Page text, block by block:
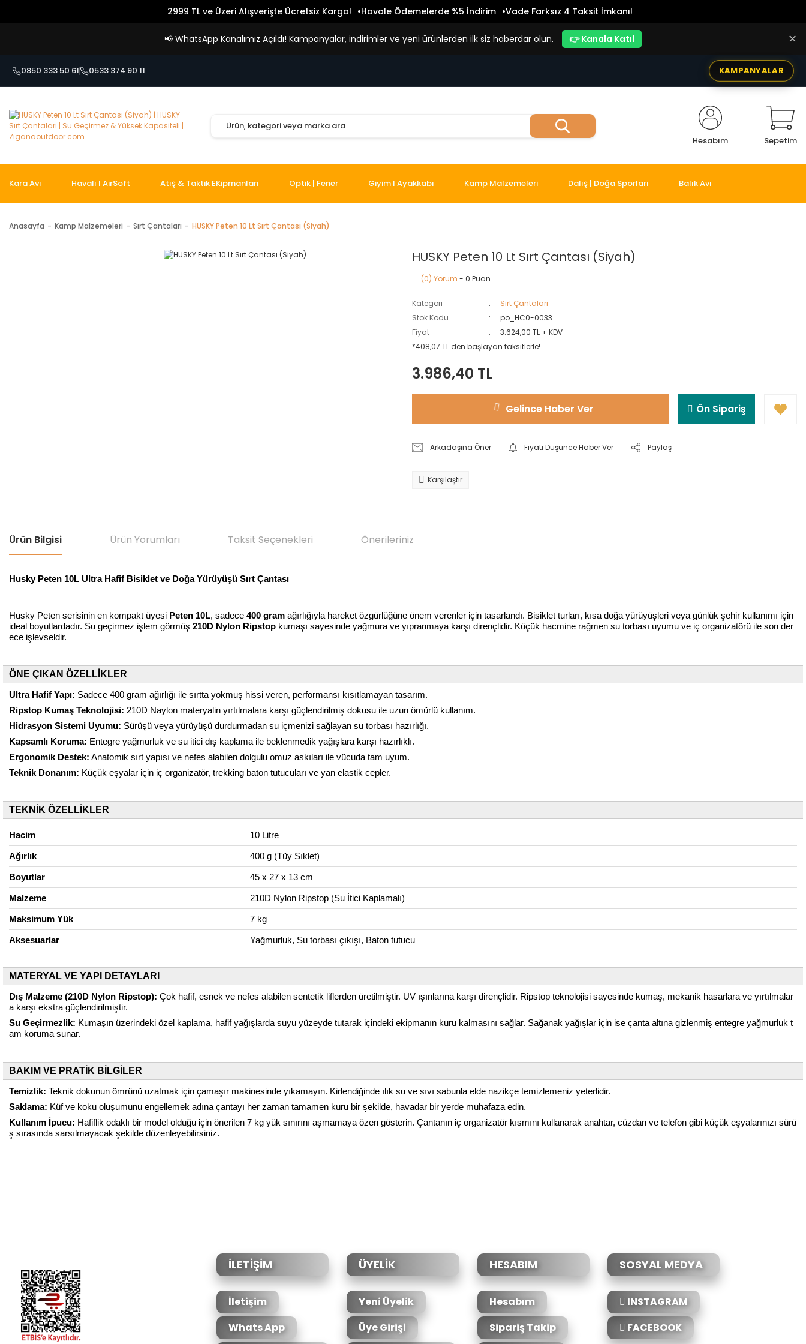
2999 TL ve Üzeri Alışverişte Ücretsiz Kargo! Havale Ödemelerde %5 İndirim Vade Farksız 4 Taksit İmkanı!
📢 WhatsApp Kanalımız Açıldı! Kampanyalar, indirimler ve yeni ürünlerden ilk siz haberdar olun. 👉 Kanala Katıl ✕
0850 333 50 61 0533 374 90 11 KAMPANYALAR
Hesabım Sepetim
Kara Avı Havalı I AirSoft Atış & Taktik EKipmanları Optik | Fener Giyim I Ayakkabı Kamp Malzemeleri Dalış | Doğa Sporları Balık Avı
Anasayfa Kamp Malzemeleri Sırt Çantaları HUSKY Peten 10 Lt Sırt Çantası (Siyah)
HUSKY Peten 10 Lt Sırt Çantası (Siyah)
(0) Yorum - 0 Puan
Kategori
Sırt Çantaları
Stok Kodu
po_HC0-0033
Fiyat
3.624,00 TL + KDV
*408,07 TL den başlayan taksitlerle!
3.986,40 TL
Gelince Haber Ver Ön Sipariş
Arkadaşına Öner Fiyatı Düşünce Haber Ver Paylaş
Karşılaştır
Ürün Bilgisi Ürün Yorumları Taksit Seçenekleri Önerileriniz
Husky Peten 10L Ultra Hafif Bisiklet ve Doğa Yürüyüşü Sırt Çantası
Husky Peten serisinin en kompakt üyesi Peten 10L, sadece 400 gram ağırlığıyla hareket özgürlüğüne önem verenler için tasarlandı. Bisiklet turları, kısa doğa yürüyüşleri veya günlük şehir kullanımı için
ideal boyutlardadır. Su geçirmez işlem görmüş 210D Nylon Ripstop kumaşı sayesinde yağmura ve yıpranmaya karşı dirençlidir. Küçük hacmine rağmen su torbası uyumu ve iç organizatörü ile son der
ece işlevseldir.
ÖNE ÇIKAN ÖZELLİKLER
Ultra Hafif Yapı: Sadece 400 gram ağırlığı ile sırtta yokmuş hissi veren, performansı kısıtlamayan tasarım.
Ripstop Kumaş Teknolojisi: 210D Naylon materyalin yırtılmalara karşı güçlendirilmiş dokusu ile uzun ömürlü kullanım.
Hidrasyon Sistemi Uyumu: Sürüşü veya yürüyüşü durdurmadan su içmenizi sağlayan su torbası hazırlığı.
Kapsamlı Koruma: Entegre yağmurluk ve su itici dış kaplama ile beklenmedik yağışlara karşı hazırlıklı.
Ergonomik Destek: Anatomik sırt yapısı ve nefes alabilen dolgulu omuz askıları ile vücuda tam uyum.
Teknik Donanım: Küçük eşyalar için iç organizatör, trekking baton tutucuları ve yan elastik cepler.
TEKNİK ÖZELLİKLER
Hacim 10 Litre
Ağırlık 400 g (Tüy Sıklet)
Boyutlar 45 x 27 x 13 cm
Malzeme 210D Nylon Ripstop (Su İtici Kaplamalı)
Maksimum Yük 7 kg
Aksesuarlar Yağmurluk, Su torbası çıkışı, Baton tutucu
MATERYAL VE YAPI DETAYLARI
Dış Malzeme (210D Nylon Ripstop): Çok hafif, esnek ve nefes alabilen sentetik liflerden üretilmiştir. UV ışınlarına karşı dirençlidir. Ripstop teknolojisi sayesinde kumaş, mekanik hasarlara ve yırtılmalar
a karşı ekstra güçlendirilmiştir.
Su Geçirmezlik: Kumaşın üzerindeki özel kaplama, hafif yağışlarda suyu yüzeyde tutarak içindeki ekipmanın kuru kalmasını sağlar. Sağanak yağışlar için ise çanta altına gizlenmiş entegre yağmurluk t
am koruma sunar.
BAKIM VE PRATİK BİLGİLER
Temizlik: Teknik dokunun ömrünü uzatmak için çamaşır makinesinde yıkamayın. Kirlendiğinde ılık su ve sıvı sabunla elde nazikçe temizlemeniz yeterlidir.
Saklama: Küf ve koku oluşumunu engellemek adına çantayı her zaman tamamen kuru bir şekilde, havadar bir yerde muhafaza edin.
Kullanım İpucu: Hafiflik odaklı bir model olduğu için önerilen 7 kg yük sınırını aşmamaya özen gösterin. Çantanın iç organizatör kısmını kullanarak anahtar, cüzdan ve telefon gibi küçük eşyalarınızı sürü
ş sırasında sarsılmayacak şekilde düzenleyebilirsiniz.
Ürün fiyatı diğer sitelerden daha pahalı.
Bu ürüne benzer farklı alternatifler olmalı.
İLETİŞİM
İletişim
Whats App
ÜYELİK
Yeni Üyelik
Üye Girişi
HESABIM
Hesabım
Sipariş Takip
SOSYAL MEDYA
INSTAGRAM
FACEBOOK